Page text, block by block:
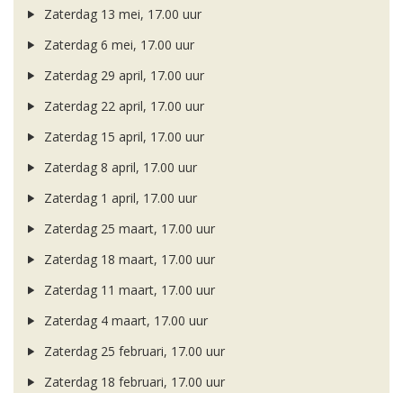
Zaterdag 13 mei, 17.00 uur
Zaterdag 6 mei, 17.00 uur
Zaterdag 29 april, 17.00 uur
Zaterdag 22 april, 17.00 uur
Zaterdag 15 april, 17.00 uur
Zaterdag 8 april, 17.00 uur
Zaterdag 1 april, 17.00 uur
Zaterdag 25 maart, 17.00 uur
Zaterdag 18 maart, 17.00 uur
Zaterdag 11 maart, 17.00 uur
Zaterdag 4 maart, 17.00 uur
Zaterdag 25 februari, 17.00 uur
Zaterdag 18 februari, 17.00 uur